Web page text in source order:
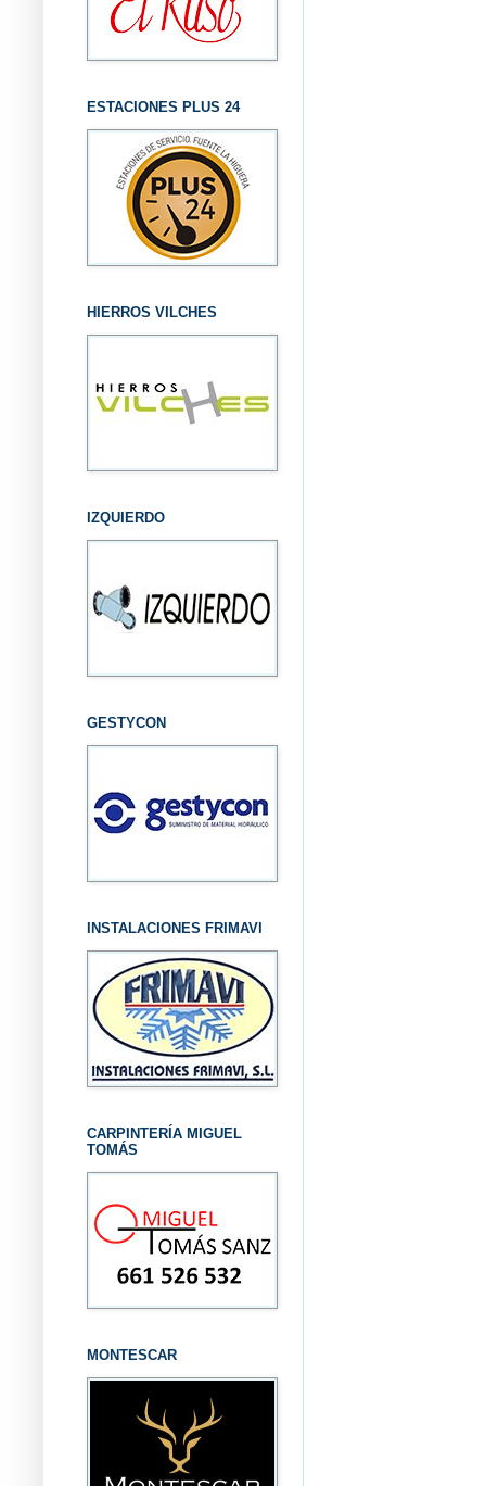
ESTACIONES PLUS 24
HIERROS VILCHES
IZQUIERDO
GESTYCON
INSTALACIONES FRIMAVI
CARPINTERÍA MIGUEL
TOMÁS
MONTESCAR